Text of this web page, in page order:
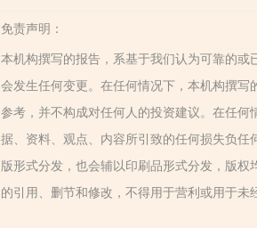
免责声明：
本机构撰写的报告，系基于我们认为可靠的
会发生任何变更。在任何情况下，本机构撰
参考，并不构成对任何人的投资建议。在任
据、资料、观点、内容所引致的任何损失负
版形式分发，也会辅以印刷品形式分发，版
的引用、删节和修改，不得用于营利或用于未